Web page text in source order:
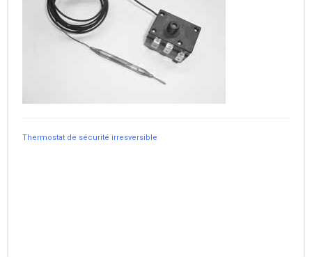
Thermostat de sécurité irresversible